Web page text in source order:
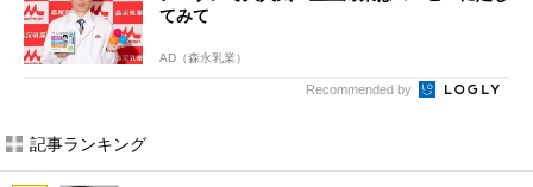
てみて
AD（森永乳業）
Recommended by
記事ランキング